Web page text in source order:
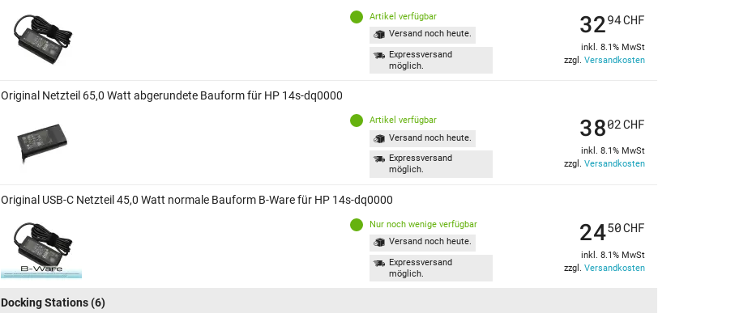
Artikel verfügbar
Versand noch heute.
Expressversand
möglich.
3294CHF
inkl. 8.1% MwSt
zzgl. Versandkosten
Original Netzteil 65,0 Watt abgerundete Bauform für HP 14s-dq0000
Artikel verfügbar
Versand noch heute.
Expressversand
möglich.
3802CHF
inkl. 8.1% MwSt
zzgl. Versandkosten
Original USB-C Netzteil 45,0 Watt normale Bauform B-Ware für HP 14s-dq0000
Nur noch wenige verfügbar
Versand noch heute.
Expressversand
möglich.
2450CHF
inkl. 8.1% MwSt
zzgl. Versandkosten
Docking Stations(6)